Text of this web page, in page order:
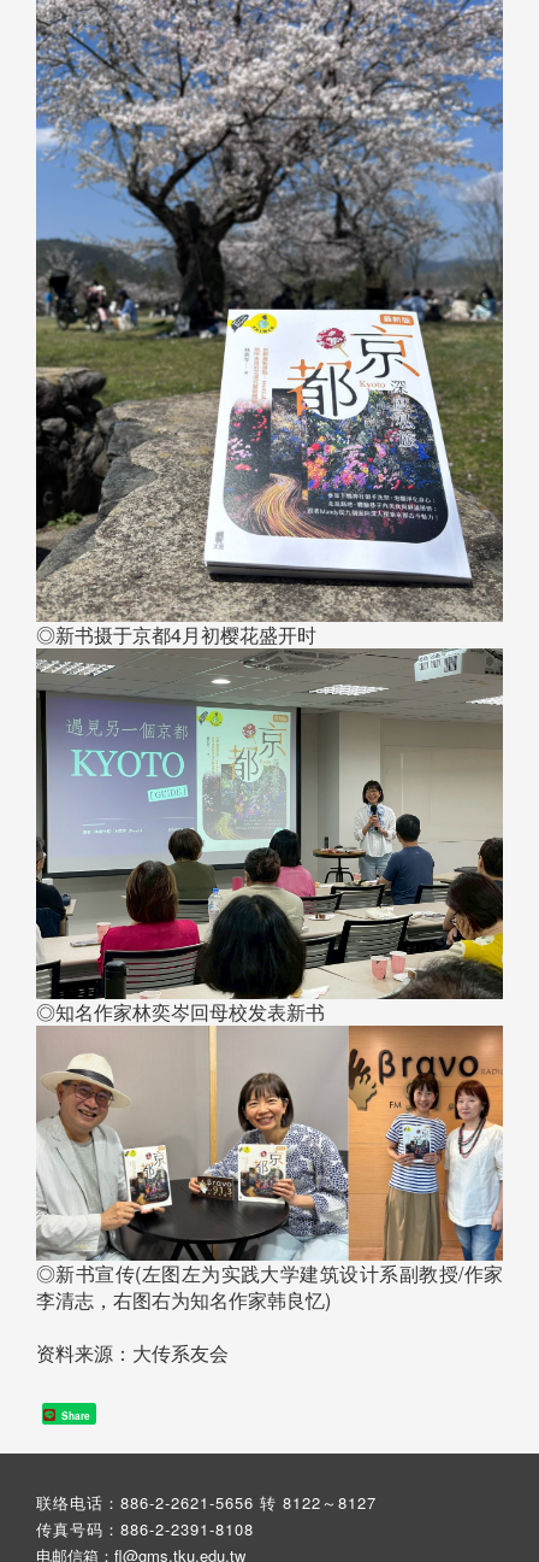
◎新书摄于京都4月初樱花盛开时
◎知名作家林奕岑回母校发表新书
◎新书宣传(左图左为实践大学建筑设计系副教授/作家
李清志，右图右为知名作家韩良忆)
资料来源：大传系友会
Share
联络电话：886-2-2621-5656 转 8122～8127
传真号码：886-2-2391-8108
电邮信箱：fl@gms.tku.edu.tw